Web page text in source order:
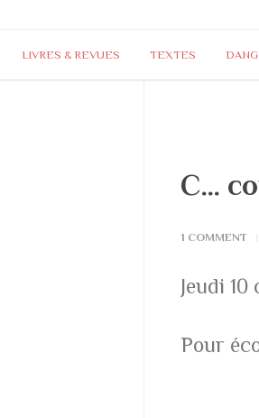
LIVRES & REVUES TEXTES
C…
1 COMMENT
Jeudi
Pour